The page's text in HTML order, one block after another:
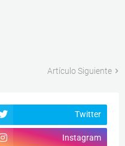
Artículo Siguiente
Twitter
Instagram